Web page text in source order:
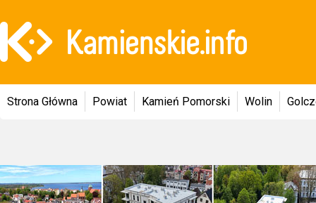
Strona Główna Powiat Kamień Pomorski Wolin